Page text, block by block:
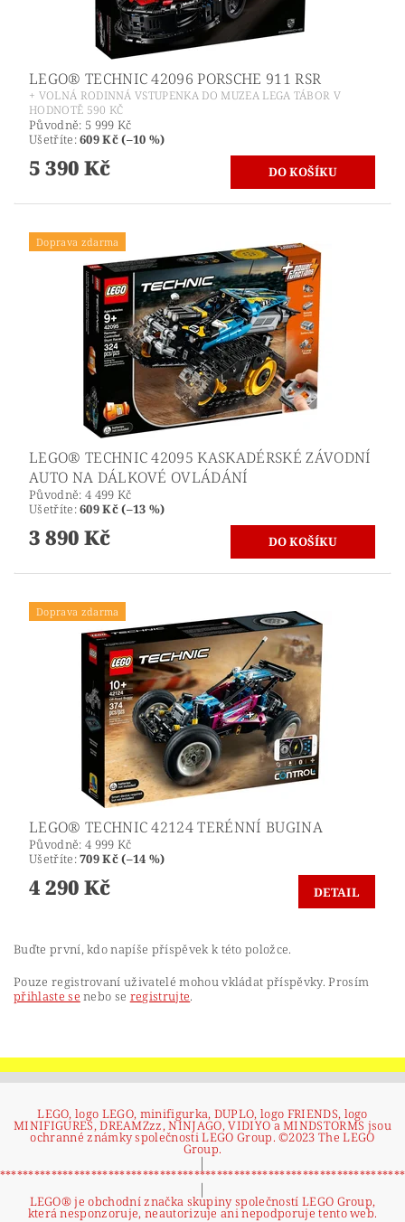
LEGO® TECHNIC 42096 PORSCHE 911 RSR
+ VOLNÁ RODINNÁ VSTUPENKA DO MUZEA LEGA TÁBOR V
HODNOTĚ 590 KČ
Původně: 5 999 Kč
Ušetříte:609 Kč (–10 %)
5 390 Kč
Doprava zdarma
LEGO® TECHNIC 42095 KASKADÉRSKÉ ZÁVODNÍ
AUTO NA DÁLKOVÉ OVLÁDÁNÍ
Původně: 4 499 Kč
Ušetříte:609 Kč (–13 %)
3 890 Kč
Doprava zdarma
LEGO® TECHNIC 42124 TERÉNNÍ BUGINA
Původně: 4 999 Kč
Ušetříte:709 Kč (–14 %)
4 290 Kč DETAIL
Buďte první, kdo napíše příspěvek k této položce.
Pouze registrovaní uživatelé mohou vkládat příspěvky. Prosím
přihlaste se nebo se registrujte.
LEGO, logo LEGO, minifigurka, DUPLO, logo FRIENDS, logo
MINIFIGURES, DREAMZzz, NINJAGO, VIDIYO a MINDSTORMS jsou
ochranné známky společnosti LEGO Group. ©2023 The LEGO
Group.
|
|
LEGO® je obchodní značka skupiny společností LEGO Group,
která nesponzoruje, neautorizuje ani nepodporuje tento web.